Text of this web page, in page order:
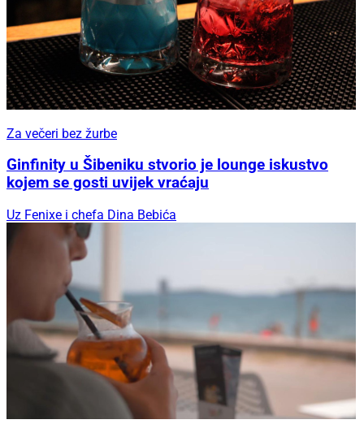
Za večeri bez žurbe
Ginfinity u Šibeniku stvorio je lounge iskustvo
kojem se gosti uvijek vraćaju
Uz Fenixe i chefa Dina Bebića